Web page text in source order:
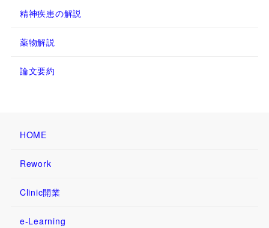
精神疾患の解説
薬物解説
論文要約
HOME
Rework
Clinic開業
e-Learning